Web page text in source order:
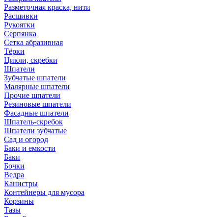
Разметочная краска, нити
Расшивки
Рукоятки
Серпянка
Сетка абразивная
Тёрки
Цикли, скребки
Шпатели
Зубчатые шпатели
Малярные шпатели
Прочие шпатели
Резиновые шпатели
Фасадные шпатели
Шпатель-скребок
Шпатели зубчатые
Сад и огород
Баки и емкости
Баки
Бочки
Ведра
Канистры
Контейнеры для мусора
Корзины
Тазы